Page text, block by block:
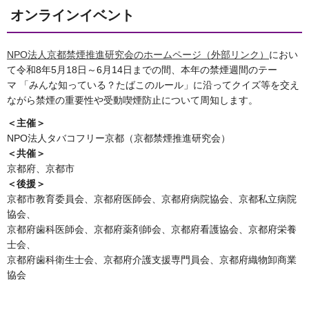
オンラインイベント
NPO法人京都禁煙推進研究会のホームページ（外部リンク） におい
て令和8年5月18日～6月14日までの間、本年の禁煙週間のテー
マ 「みんな知っている？たばこのルール」に沿ってクイズ等を交え
ながら禁煙の重要性や受動喫煙防止について周知します。
＜主催＞
NPO法人タバコフリー京都（京都禁煙推進研究会）
＜共催＞
京都府、京都市
＜後援＞
京都市教育委員会、京都府医師会、京都府病院協会、京都私立病院
協会、
京都府歯科医師会、京都府薬剤師会、京都府看護協会、京都府栄養
士会、
京都府歯科衛生士会、京都府介護支援専門員会、京都府織物卸商業
協会